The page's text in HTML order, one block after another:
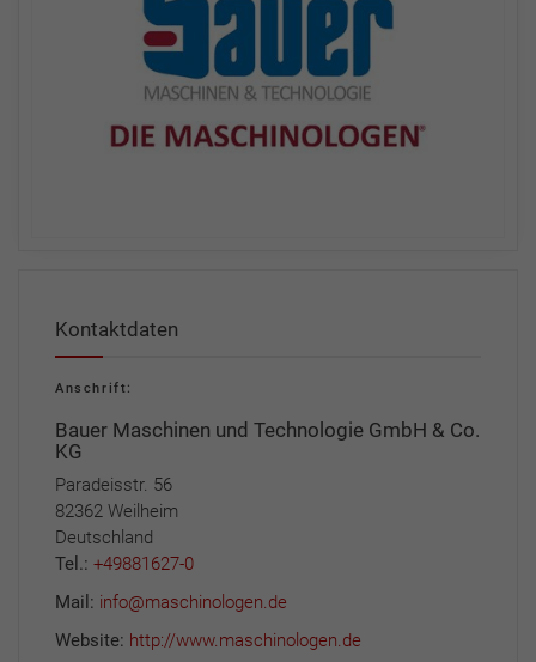
Kontaktdaten
Anschrift:
Bauer Maschinen und Technologie GmbH & Co.
KG
Paradeisstr. 56
82362 Weilheim
Deutschland
Tel.: +49881627-0
Mail: info@maschinologen.de
Website: http://www.maschinologen.de